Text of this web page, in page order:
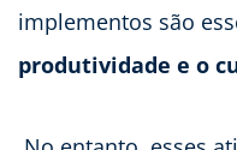
implementos são
produtividade e o